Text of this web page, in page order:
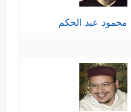
محمود عبد الحكم